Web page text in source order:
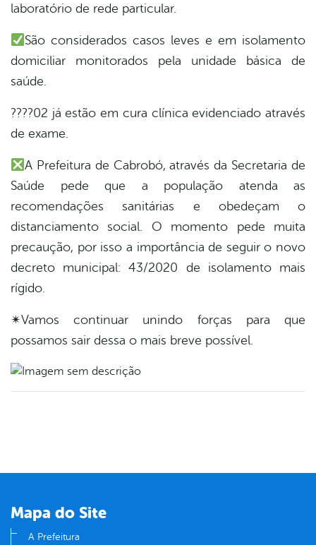
laboratório de rede particular.
São considerados casos leves e em isolamento
domiciliar monitorados pela unidade básica de
saúde.
????02 já estão em cura clínica evidenciado através
de exame.
A Prefeitura de Cabrobó, através da Secretaria de
Saúde pede que a população atenda as
recomendações sanitárias e obedeçam o
distanciamento social. O momento pede muita
precaução, por isso a importância de seguir o novo
decreto municipal: 43/2020 de isolamento mais
rígido.
✴Vamos continuar unindo forças para que
possamos sair dessa o mais breve possível.
Mapa do Site
A Prefeitura